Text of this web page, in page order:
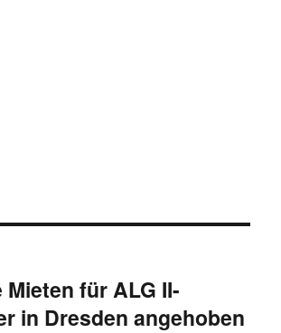
für ALG II-
in Dresden angehoben